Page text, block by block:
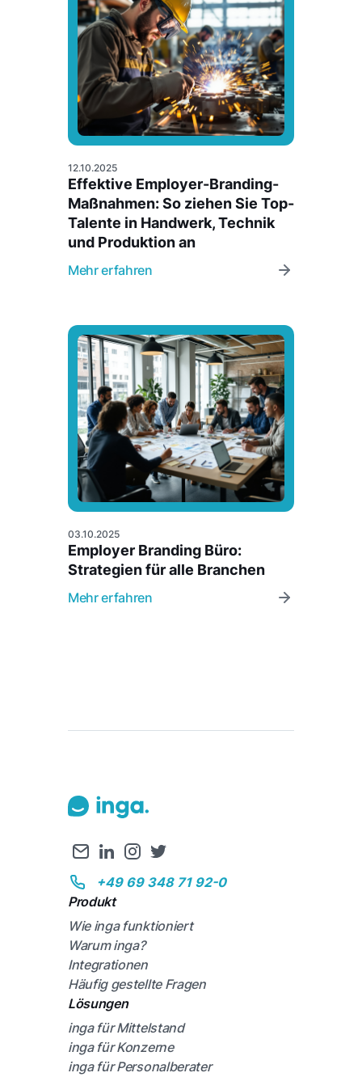
12.10.2025
Effektive Employer-Branding-
Maßnahmen: So ziehen Sie Top-
Talente in Handwerk, Technik
und Produktion an
Mehr erfahren
03.10.2025
Employer Branding Büro:
Strategien für alle Branchen
Mehr erfahren
+49 69 348 71 92-0
Produkt
Wie inga funktioniert
Warum inga?
Integrationen
Häufig gestellte Fragen
Lösungen
inga für Mittelstand
inga für Konzerne
inga für Personalberater